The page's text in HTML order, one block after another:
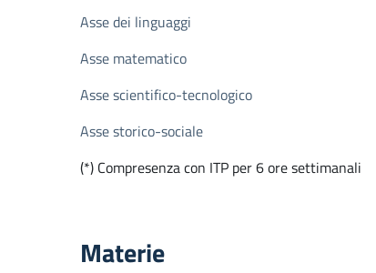
Asse dei linguaggi
Asse matematico
Asse scientifico-tecnologico
Asse storico-sociale
(*) Compresenza con ITP per 6 ore settimanali
Materie